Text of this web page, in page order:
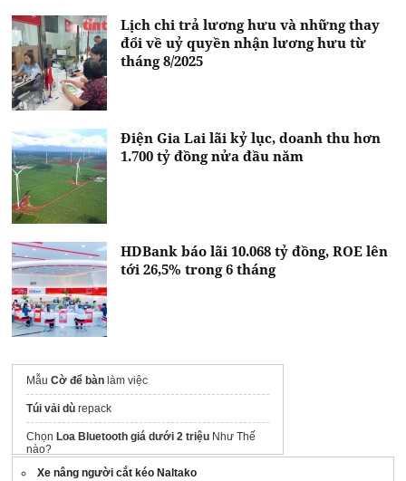
Lịch chi trả lương hưu và những thay
đổi về uỷ quyền nhận lương hưu từ
tháng 8/2025
Điện Gia Lai lãi kỷ lục, doanh thu hơn
1.700 tỷ đồng nửa đầu năm
HDBank báo lãi 10.068 tỷ đồng, ROE lên
tới 26,5% trong 6 tháng
MẫuCờ để bàn làm việc
Túi vải dù repack
Chọn Loa Bluetooth giá dưới 2 triệu Như Thế
nào?
Xe nâng người cắt kéo Naltako